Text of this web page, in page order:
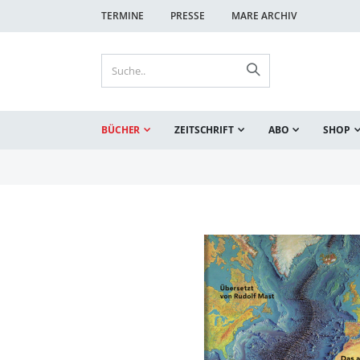
TERMINE PRESSE MARE ARCHIV
BÜCHER ZEITSCHRIFT ABO SHOP